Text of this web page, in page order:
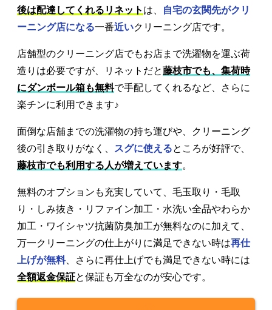
後は配達してくれるリネット は、
自宅の玄関先がクリ
ーニング店になる一番近いクリーニング店です。
店舗型のクリーニング店でもお店まで洗濯物を運ぶ荷
造りは必要ですが、リネットだと藤枝市でも、集荷時
にダンボール箱も無料で手配してくれるなど、さらに
楽チンに利用できます♪
面倒な店舗までの洗濯物の持ち運びや、クリーニング
後の引き取りがなく、
スグに使えるところが好評で、
藤枝市でも利用する人が増えています。
無料のオプションも充実していて、毛玉取り・毛取
り・しみ抜き・リファイン加工・水洗い全品やわらか
加工・ワイシャツ抗菌防臭加工が無料なのに加えて、
万一クリーニングの仕上がりに満足できない時は再仕
上げが無料、さらに再仕上げでも満足できない時には
全額返金保証と保証も万全なのが安心です。